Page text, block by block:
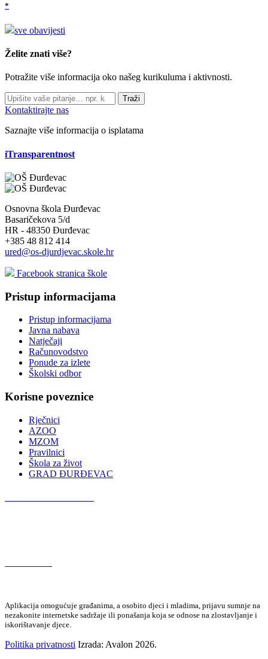
*
sve obavijesti
Želite znati više?
Potražite više informacija oko našeg kurikuluma i aktivnosti.
Traži
Kontaktirajte nas
Saznajte više informacija o isplatama
iTransparentnost
Osnovna škola Đurđevac
Basaričekova 5/d
HR - 48350 Đurđevac
+385 48 812 414
ured@os-djurdjevac.skole.hr
Facebook stranica škole
Pristup informacijama
Pristup informacijama
Javna nabava
Natječaji
Računovodstvo
Ponude za izlete
Školski odbor
Korisne poveznice
Rječnici
AZOO
MZOM
Pravilnici
Škola za život
GRAD ĐURĐEVAC
Aplikacija omogućuje građanima, a osobito djeci i mladima, prijavu sumnje na
nezakonite internetske sadržaje ili ponašanja koja se odnose na zlostavljanje i
iskorištavanje djece.
Politika privatnosti Izrada: Avalon 2026.